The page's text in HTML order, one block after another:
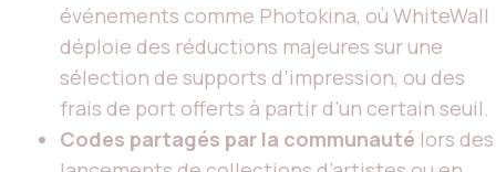
événements comme Photokina, où WhiteWall
déploie des réductions majeures sur une
sélection de supports d’impression, ou des
frais de port offerts à partir d’un certain seuil.
Codes partagés par la communauté lors des